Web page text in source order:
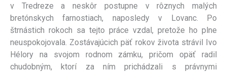
v Tredreze a neskôr postupne v rôznych malých
bretónskych farnostiach, naposledy v Lovanc. Po
štrnástich rokoch sa tejto práce vzdal, pretože ho plne
neuspokojovala. Zostávajúcich päť rokov života strávil Ivo
Hélory na svojom rodnom zámku, pričom opäť radil
chudobným, ktorí za ním prichádzali s právnymi